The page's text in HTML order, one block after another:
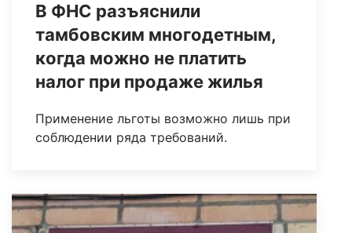
В ФНС разъяснили
тамбовским многодетным,
когда можно не платить
налог при продаже жилья
Применение льготы возможно лишь при
соблюдении ряда требований.